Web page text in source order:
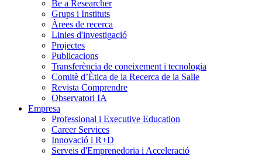
Be a Researcher
Grups i Instituts
Àrees de recerca
Linies d'investigació
Projectes
Publicacions
Transferència de coneixement i tecnologia
Comitè d’Ètica de la Recerca de la Salle
Revista Comprendre
Observatori IA
Empresa
Professional i Executive Education
Career Services
Innovació i R+D
Serveis d'Emprenedoria i Acceleració